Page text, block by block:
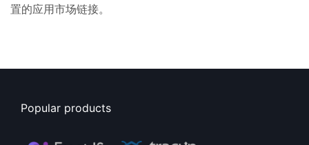
置的应用市场链接。
Popular products